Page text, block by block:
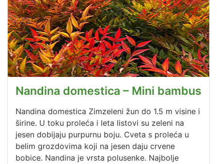
Nandina domestica – Mini bambus
Nandina domestica Zimzeleni žun do 1.5 m visine i
širine. U toku proleća i leta listovi su zeleni na
jesen dobijaju purpurnu boju. Cveta s proleća u
belim grozdovima koji na jesen daju crvene
bobice. Nandina je vrsta polusenke. Najbolje